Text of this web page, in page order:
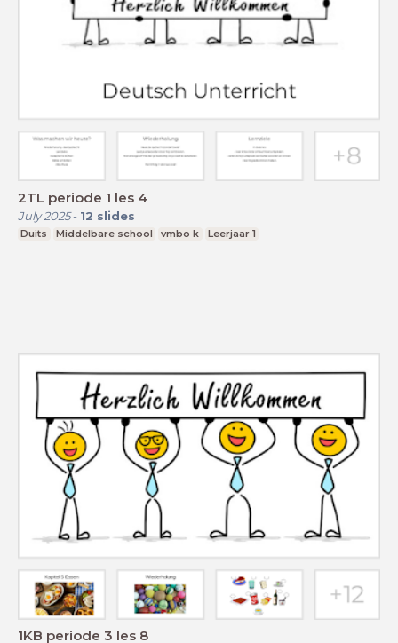
2TL periode 1 les 4
July 2025- 12 slides
Duits Middelbare school vmbo k Leerjaar 1
1KB periode 3 les 8